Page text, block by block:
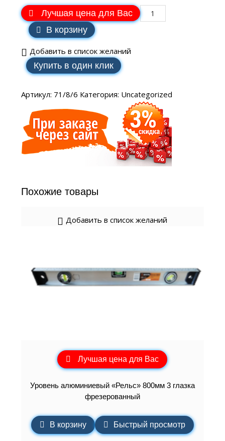
Лучшая цена для Вас
В корзину
Добавить в список желаний
Купить в один клик
Артикул: 71/8/6 Категория: Uncategorized
Похожие товары
Добавить в список желаний
Лучшая цена для Вас
Уровень алюминиевый «Рельс» 800мм 3 глазка
фрезерованный
В корзину Быстрый просмотр